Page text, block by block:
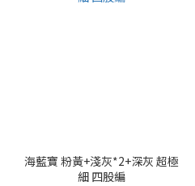
海藍寶 粉黃+淺灰*2+深灰 超極
細 四股編